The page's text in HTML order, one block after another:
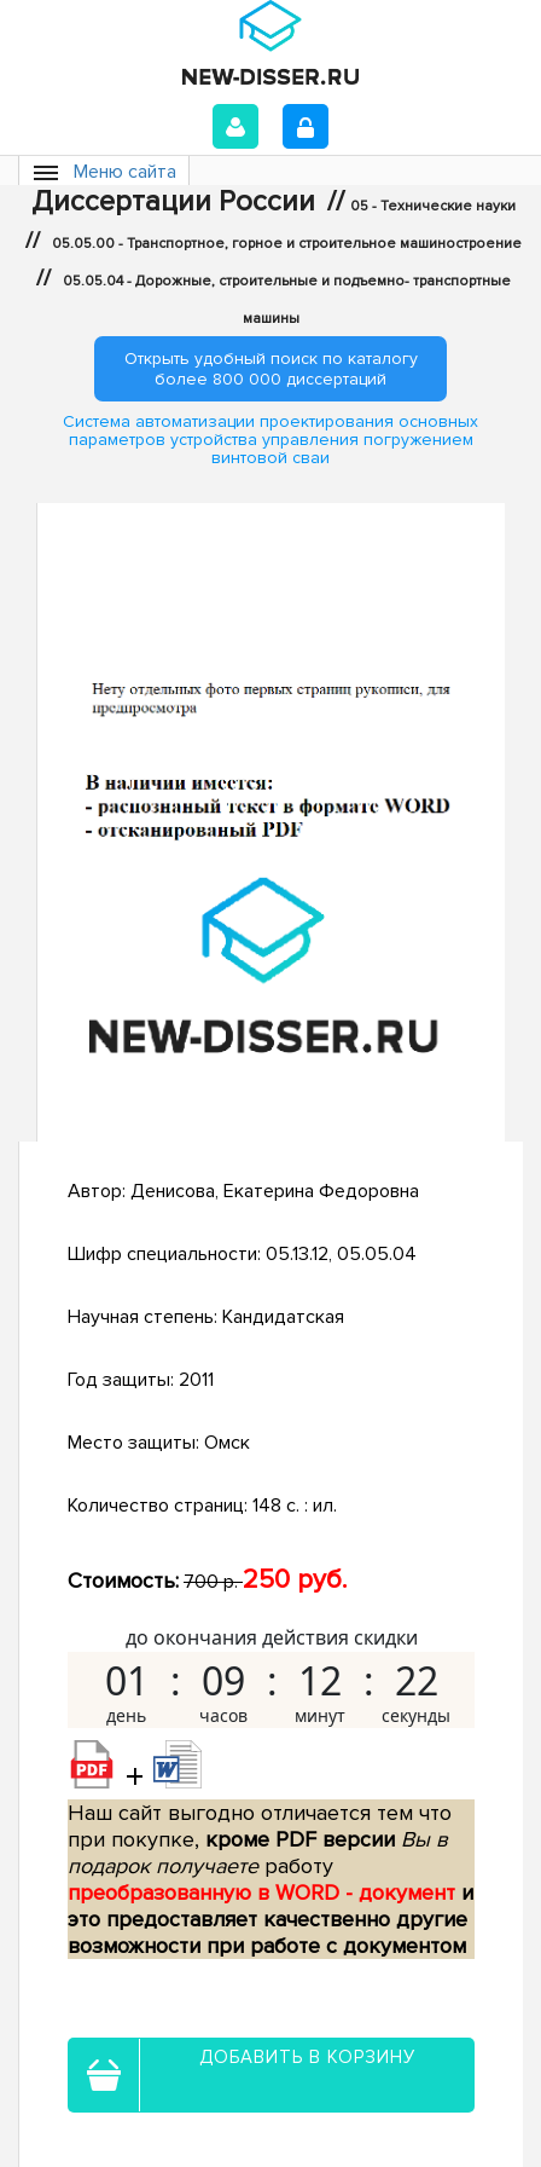
Меню сайта
Диссертации России // 05 - Технические науки
// 05.05.00 - Транспортное, горное и строительное машиностроение
// 05.05.04 - Дорожные, строительные и подъемно- транспортные
машины
Открыть удобный поиск по каталогу
более 800 000 диссертаций
Система автоматизации проектирования основных
параметров устройства управления погружением
винтовой сваи
Автор: Денисова, Екатерина Федоровна
Шифр специальности: 05.13.12, 05.05.04
Научная степень: Кандидатская
Год защиты: 2011
Место защиты: Омск
Количество страниц: 148 с. : ил.
Стоимость: 700 р.250 руб.
до окончания действия скидки
01 09 12 21
+
Наш сайт выгодно отличается тем что
при покупке, кроме PDF версии Вы в
подарок получаетеработу
преобразованную в WORD - документ и
это предоставляет качественно другие
возможности при работе с документом
ДОБАВИТЬ В КОРЗИНУ